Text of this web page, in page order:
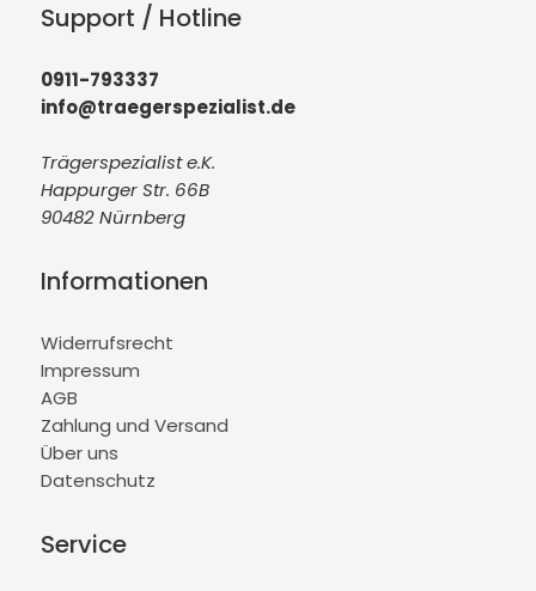
Support / Hotline
0911-793337
info@traegerspezialist.de
Trägerspezialist e.K.
Happurger Str. 66B
90482 Nürnberg
Informationen
Widerrufsrecht
Impressum
AGB
Zahlung und Versand
Über uns
Datenschutz
Service